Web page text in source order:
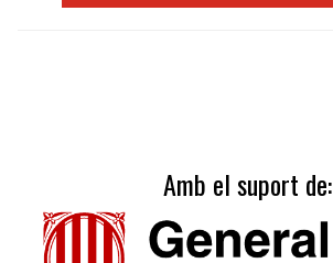
Amb el suport de: